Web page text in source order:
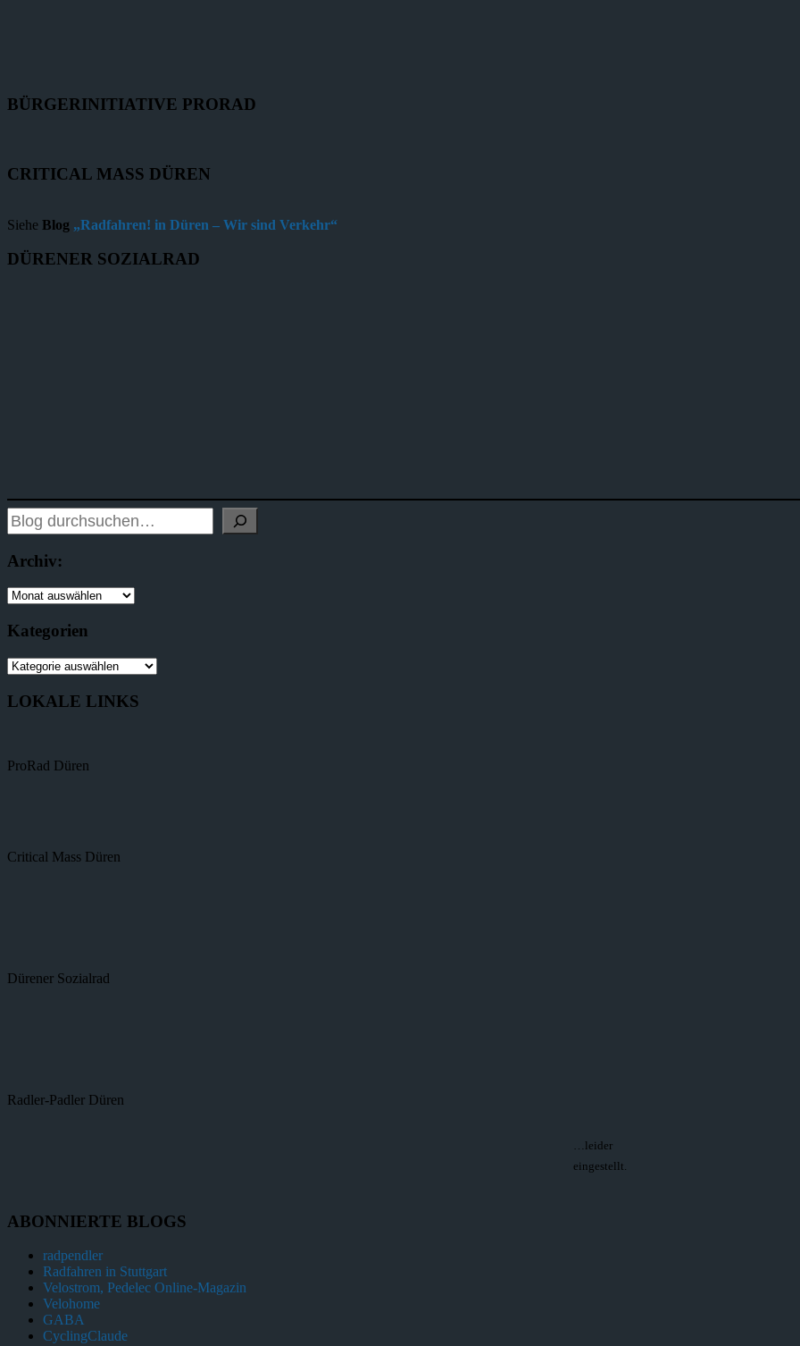
BÜRGERINITIATIVE PRORAD
CRITICAL MASS DÜREN
Siehe Blog „Radfahren! in Düren – Wir sind Verkehr“
DÜRENER SOZIALRAD
Archiv:
Kategorien
LOKALE LINKS
ProRad Düren
Critical Mass Düren
Dürener Sozialrad
Radler-Padler Düren
…leider
eingestellt.
ABONNIERTE BLOGS
radpendler
Radfahren in Stuttgart
Velostrom, Pedelec Online-Magazin
Velohome
GABA
CyclingClaude